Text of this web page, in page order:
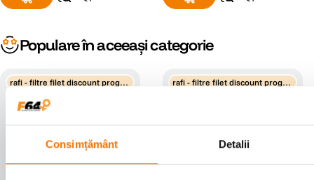
Consimțământ Detalii
Populare în aceeași categorie
rafi - filtre filet discount progre
rafi - filtre filet discount progre